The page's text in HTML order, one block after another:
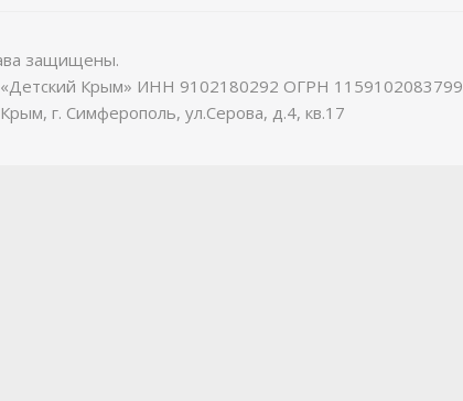
защищены.
Крым» ИНН 9102180292 ОГРН 1159102083799
г. Симферополь, ул.Серова, д.4, кв.17